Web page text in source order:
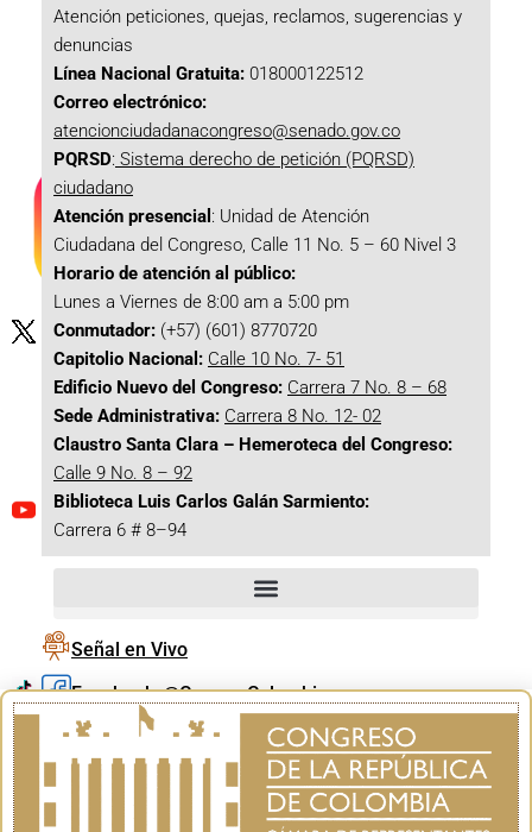
Atención peticiones, quejas, reclamos, sugerencias y
denuncias
Línea Nacional Gratuita: 018000122512
Correo electrónico:
atencionciudadanacongreso@senado.gov.co
PQRSD: Sistema derecho de petición (PQRSD)
ciudadano
Atención presencial : Unidad de Atención
Ciudadana del Congreso, Calle 11 No. 5 – 60 Nivel 3
Horario de atención al público:
Lunes a Viernes de 8:00 am a 5:00 pm
Conmutador: (+57) (601) 8770720
Capitolio Nacional: Calle 10 No. 7- 51
Edificio Nuevo del Congreso: Carrera 7 No. 8 – 68
Sede Administrativa: Carrera 8 No. 12- 02
Claustro Santa Clara – Hemeroteca del Congreso:
Calle 9 No. 8 – 92
Biblioteca Luis Carlos Galán Sarmiento:
Carrera 6 # 8–94
Señal en Vivo
Facebook_@CamaraColombia
Instagram_@CamaraColombia
X_@CamaraColombia
Youtube_@CamaraColombia